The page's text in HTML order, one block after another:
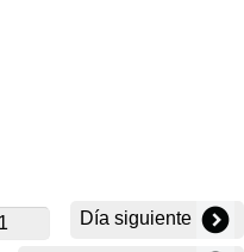
Día siguiente